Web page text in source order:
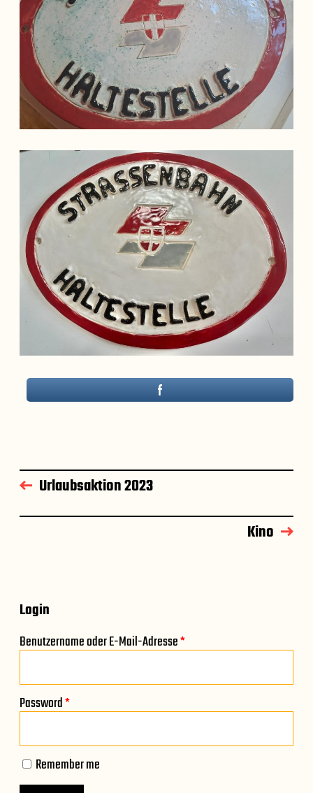
Urlaubsaktion 2023
Kino
Login
Benutzername oder E-Mail-Adresse*
Password*
Remember me